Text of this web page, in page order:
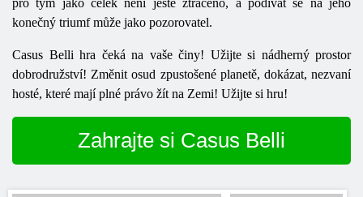
pro tým jako celek není ještě ztraceno, a podívat se na jeho
konečný triumf může jako pozorovatel.
Casus Belli hra čeká na vaše činy! Užijte si nádherný prostor
dobrodružství! Změnit osud zpustošené planetě, dokázat, nezvaní
hosté, které mají plné právo žít na Zemi! Užijte si hru!
Zahrajte si Casus Belli